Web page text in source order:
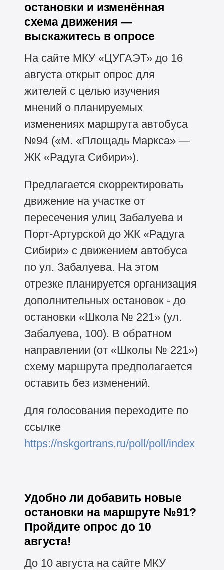
остановки и изменённая
схема движения —
выскажитесь в опросе
На сайте МКУ «ЦУГАЭТ» до 16
августа открыт опрос для
жителей с целью изучения
мнений о планируемых
изменениях маршрута автобуса
№94 («М. «Площадь Маркса» —
ЖК «Радуга Сибири»).
Предлагается скорректировать
движение на участке от
пересечения улиц Забалуева и
Порт‑Артурской до ЖК «Радуга
Сибири» с движением автобуса
по ул. Забалуева. На этом
отрезке планируется организация
дополнительных остановок - до
остановки «Школа № 221» (ул.
Забалуева, 100). В обратном
направлении (от «Школы № 221»)
схему маршрута предполагается
оставить без изменений.
Для голосования переходите по
ссылке
https://nskgortrans.ru/poll/poll/index
Удобно ли добавить новые
остановки на маршруте №91?
Пройдите опрос до 10
августа!
До 10 августа на сайте МКУ